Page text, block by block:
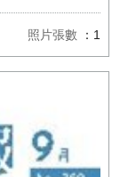
照片張數 ：1